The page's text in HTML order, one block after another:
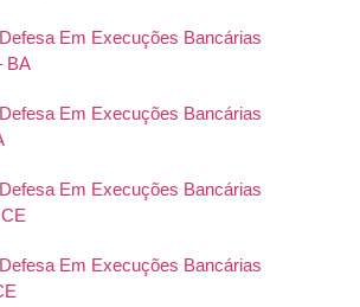
Em Execuções Bancárias
BA
Em Execuções Bancárias
Em Execuções Bancárias
Em Execuções Bancárias